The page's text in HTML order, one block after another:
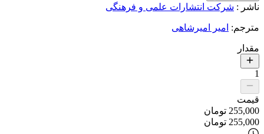
ناشر : شرکت انتشارات علمی و فرهنگی
مترجم: امیر امیرشاهی
مقدار
1
قیمت
255,000 تومان
255,000 تومان